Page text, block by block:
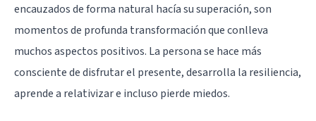
encauzados de forma natural hacía su superación, son
momentos de profunda transformación que conlleva
muchos aspectos positivos. La persona se hace más
consciente de disfrutar el presente, desarrolla la resiliencia,
aprende a relativizar e incluso pierde miedos.